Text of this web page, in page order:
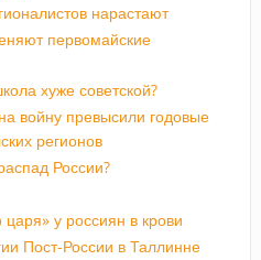
нарастают
первомайские
хуже советской?
войну превысили годовые
регионов
России?
у россиян в крови
Пост-России в Таллинне